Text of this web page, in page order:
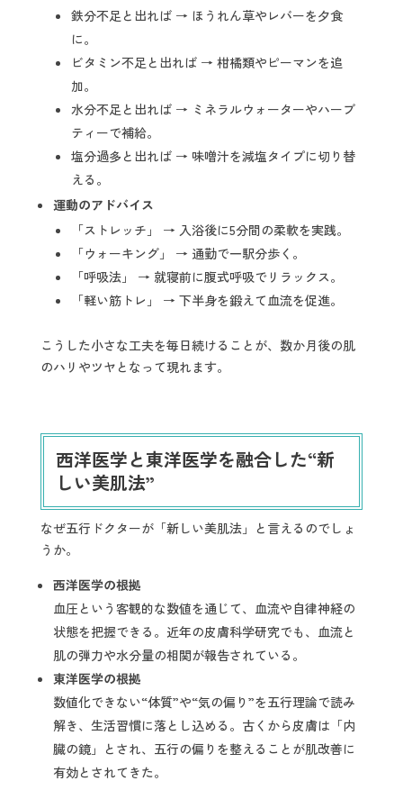
鉄分不足と出れば → ほうれん草やレバーを夕食
に。
ビタミン不足と出れば → 柑橘類やピーマンを追
加。
水分不足と出れば → ミネラルウォーターやハーブ
ティーで補給。
塩分過多と出れば → 味噌汁を減塩タイプに切り替
える。
運動のアドバイス
「ストレッチ」 → 入浴後に5分間の柔軟を実践。
「ウォーキング」 → 通勤で一駅分歩く。
「呼吸法」 → 就寝前に腹式呼吸でリラックス。
「軽い筋トレ」 → 下半身を鍛えて血流を促進。
こうした小さな工夫を毎日続けることが、数か月後の肌
のハリやツヤとなって現れます。
西洋医学と東洋医学を融合した“新
しい美肌法”
なぜ五行ドクターが「新しい美肌法」と言えるのでしょ
うか。
西洋医学の根拠
血圧という客観的な数値を通じて、血流や自律神経の
状態を把握できる。近年の皮膚科学研究でも、血流と
肌の弾力や水分量の相関が報告されている。
東洋医学の根拠
数値化できない“体質”や“気の偏り”を五行理論で読み
解き、生活習慣に落とし込める。古くから皮膚は「内
臓の鏡」とされ、五行の偏りを整えることが肌改善に
有効とされてきた。